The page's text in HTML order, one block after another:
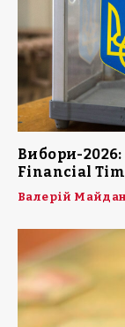
Вибори-
Financial
Валерій